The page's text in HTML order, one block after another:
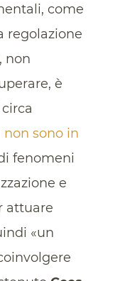
come
regolazione
non
è
non sono in
fenomeni
e
attuare
«un